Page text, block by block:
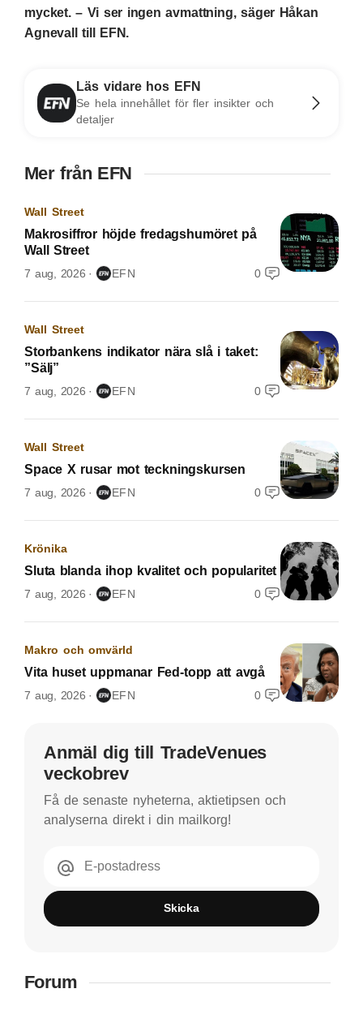
mycket. – Vi ser ingen avmattning, säger Håkan
Agnevall till EFN.
Läs vidare hos EFN
Se hela innehållet för fler insikter och
detaljer
Mer från EFN
Wall Street
Makrosiffror höjde fredagshumöret på
Wall Street
7 aug, 2026 EFN 0
Wall Street
Storbankens indikator nära slå i taket:
”Sälj”
7 aug, 2026 EFN 0
Wall Street
Space X rusar mot teckningskursen
7 aug, 2026 EFN 0
Krönika
Sluta blanda ihop kvalitet och popularitet
7 aug, 2026 EFN 0
Makro och omvärld
Vita huset uppmanar Fed-topp att avgå
7 aug, 2026 EFN 0
Anmäl dig till TradeVenues
veckobrev
Få de senaste nyheterna, aktietipsen och
analyserna direkt i din mailkorg!
E-postadress
Skicka
Forum